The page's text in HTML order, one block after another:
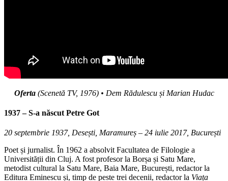
Oferta(Scenetă TV, 1976) • Dem Rădulescu și Marian Hudac
1937 – S-a născut Petre Got
20 septembrie 1937, Desești, Maramureș – 24 iulie 2017, București
Poet și jurnalist. În 1962 a absolvit Facultatea de Filologie a
Universității din Cluj. A fost profesor la Borșa și Satu Mare,
metodist cultural la Satu Mare, Baia Mare, București, redactor la
Editura Eminescu și, timp de peste trei decenii, redactor la Viața